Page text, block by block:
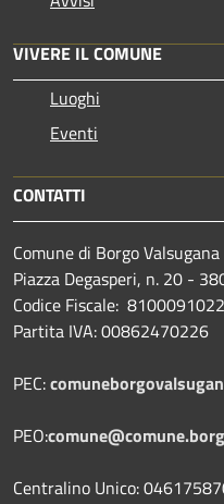
VIVERE IL COMUNE
Luoghi
Eventi
CONTATTI
Comune di Borgo Valsugana
Piazza Degasperi, n. 20 -
Codice Fiscale:
Partita IVA: 00862470226
PEC:
PEO:
Centralino Unico: